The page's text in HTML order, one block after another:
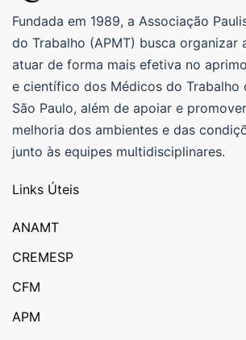
Fundada em 1989, a Associação
do Trabalho (APMT) busca organizar
atuar de forma mais efetiva no
e científico dos Médicos do Trabalho
São Paulo, além de apoiar e
melhoria dos ambientes e das
junto às equipes multidisciplinares.
Links Úteis
ANAMT
CREMESP
CFM
APM